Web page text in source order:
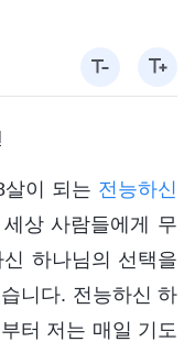
이 되는 전능하신
상 사람들에게 무
하나님의 선택을
니다. 전능하신 하
터 저는 매일 기도